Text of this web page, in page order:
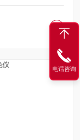
电话咨询